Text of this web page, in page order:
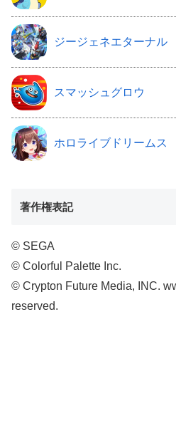
ジージェネエターナル
スマッシュグロウ
ホロライブドリームス
著作権表記
© SEGA
© Colorful Palette Inc.
© Crypton Future Media, INC.
reserved.